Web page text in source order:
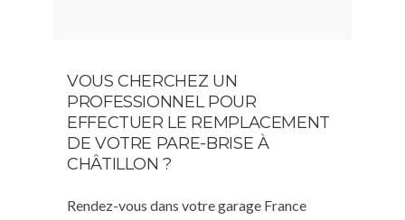
VOUS CHERCHEZ UN
PROFESSIONNEL POUR
EFFECTUER LE REMPLACEMENT
DE VOTRE PARE-BRISE À
CHÂTILLON ?
Rendez-vous dans votre garage France